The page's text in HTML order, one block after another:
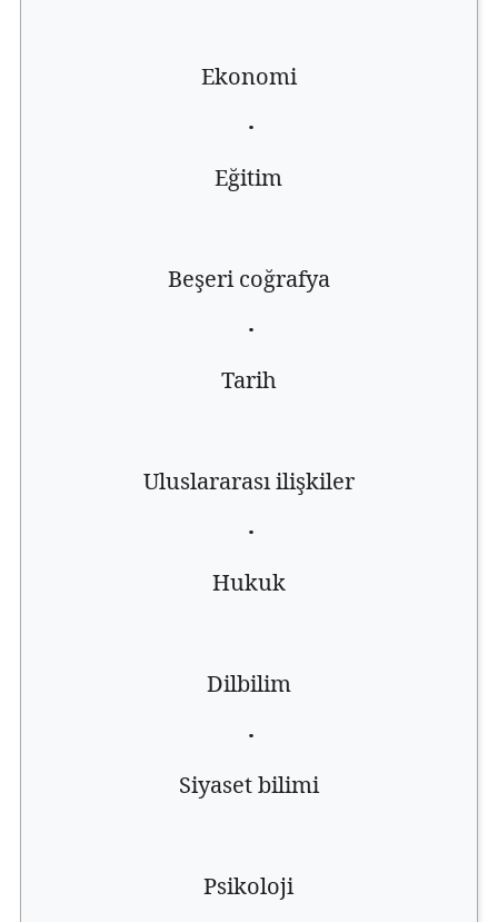
Ekonomi
·
Eğitim
Beşeri coğrafya
·
Tarih
Uluslararası ilişkiler
·
Hukuk
Dilbilim
·
Siyaset bilimi
Psikoloji